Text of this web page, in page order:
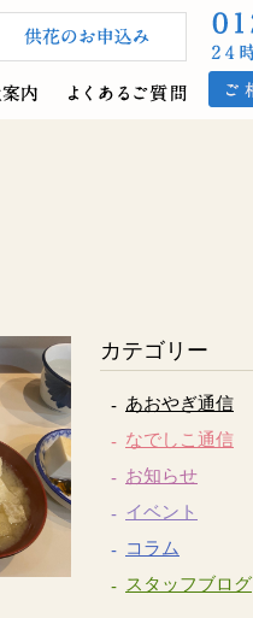
カテゴリー
あおやぎ通信
なでしこ通信
お知らせ
イベント
コラム
スタッフブログ